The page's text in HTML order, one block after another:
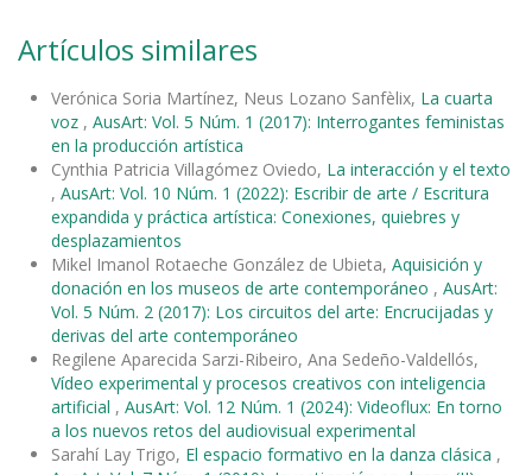
Artículos similares
Verónica Soria Martínez, Neus Lozano Sanfèlix, La cuarta
voz , AusArt: Vol. 5 Núm. 1 (2017): Interrogantes feministas
en la producción artística
Cynthia Patricia Villagómez Oviedo, La interacción y el texto
, AusArt: Vol. 10 Núm. 1 (2022): Escribir de arte / Escritura
expandida y práctica artística: Conexiones, quiebres y
desplazamientos
Mikel Imanol Rotaeche González de Ubieta, Aquisición y
donación en los museos de arte contemporáneo , AusArt:
Vol. 5 Núm. 2 (2017): Los circuitos del arte: Encrucijadas y
derivas del arte contemporáneo
Regilene Aparecida Sarzi-Ribeiro, Ana Sedeño-Valdellós,
Vídeo experimental y procesos creativos con inteligencia
artificial , AusArt: Vol. 12 Núm. 1 (2024): Videoflux: En torno
a los nuevos retos del audiovisual experimental
Sarahí Lay Trigo, El espacio formativo en la danza clásica ,